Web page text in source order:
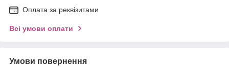
Оплата за реквізитами
Всі умови оплати
Умови повернення